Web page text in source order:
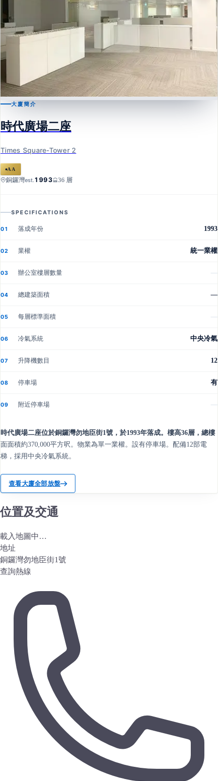
時代廣場二座
Times Square-Tower 2
大廈簡介
時代廣場二座
Times Square-Tower 2
AA
銅鑼灣est.1993 36 層
SPECIFICATIONS
01 落成年份 1993
02 業權 統一業權
03 辦公室樓層數量 —
04 總建築面積 —
05 每層標準面積 —
06 冷氣系統 中央冷氣
07 升降機數目 12
08 停車場 有
09 附近停車場 —
時代廣場二座位於銅鑼灣勿地臣街1號，於1993年落成。樓高36層，總樓
面面積約370,000平方呎。物業為單一業權。設有停車場。配備12部電
梯，採用中央冷氣系統。
查看大廈全部放盤
位置及交通
載入地圖中…
地址
銅鑼灣勿地臣街1號
查詢熱線